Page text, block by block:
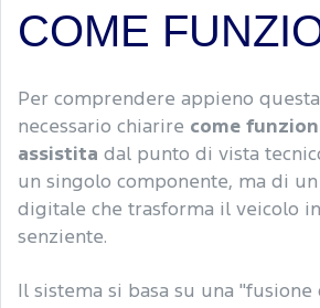
COME
Per comprendere appieno
necessario chiarire come
assistita dal punto di vista
un singolo componente, ma di un
digitale che trasforma il veicolo
senziente.
Il sistema si basa su una "fusione